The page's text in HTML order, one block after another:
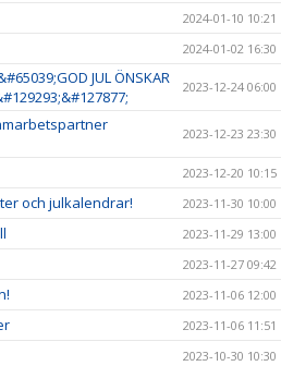
2024-01-10 10:21
2024-01-02 16:30
JUL ÖNSKAR
2023-12-24 06:00
2023-12-23 23:30
2023-12-20 10:15
och julkalendrar! 2023-11-30 10:00
2023-11-29 13:00
2023-11-27 09:42
2023-11-06 12:00
2023-11-06 11:51
2023-10-30 10:30